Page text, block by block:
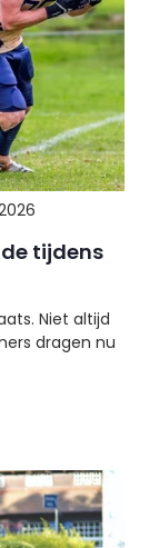
tijdens
Niet altijd
dragen nu